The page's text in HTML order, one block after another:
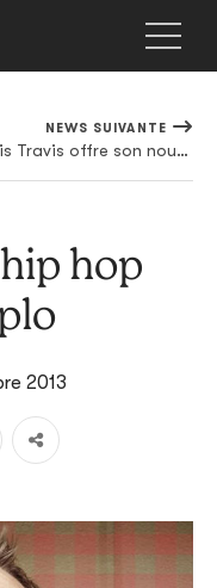
NEWS SUIVANTE
Chris Travis offre son nouvel album
hop
2013